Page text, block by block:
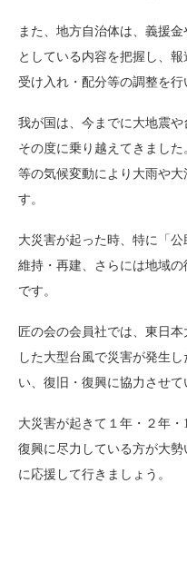
また、地方自治体は、義援
としている内容を把握し、
受け入れ・配分等の調整を行
我が国は、今までに大地震や
その度に乗り越えてきまし
等の気候変動により大雨や
す。
大災害が起った時、特に「
維持・再建、さらには地域
です。
匠の会の会員社では、東日
した大型台風で災害が発生
い、復旧・復興に協力させて
大災害が起きて１年・２年・
復興に尽力している方が大
に応援して行きましょう。